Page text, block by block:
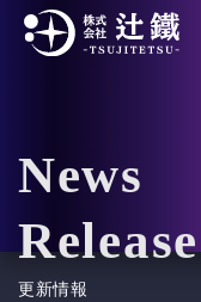
News
Release
更新情報